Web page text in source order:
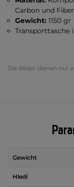
Carbon und
Gewicht: 1150 gr
Transporttasche
Die Bilder dienen nur
Gewicht
Hledí